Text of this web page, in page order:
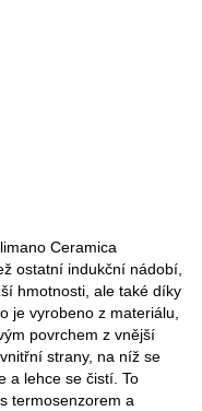
Ceramica
ostatní indukční nádobí,
hmotnosti, ale také díky
je vyrobeno z materiálu,
povrchem z vnější
strany, na níž se
a lehce se čistí. To
termosenzorem a